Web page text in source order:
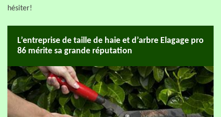
hésiter!
L’entreprise de taille de haie et d’arbre Elagage pro
86 mérite sa grande réputation